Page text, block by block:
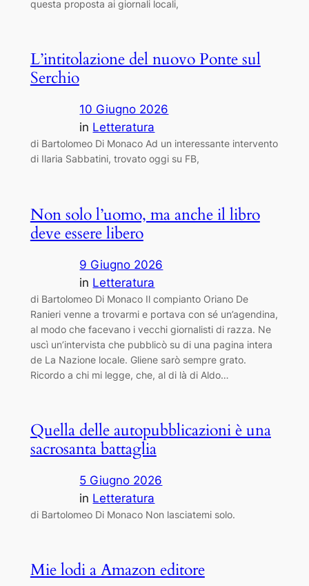
questa proposta ai giornali locali,
L’intitolazione del nuovo Ponte sul
Serchio
10 Giugno 2026
in Letteratura
di Bartolomeo Di Monaco Ad un interessante intervento
di Ilaria Sabbatini, trovato oggi su FB,
Non solo l’uomo, ma anche il libro
deve essere libero
9 Giugno 2026
in Letteratura
di Bartolomeo Di Monaco Il compianto Oriano De
Ranieri venne a trovarmi e portava con sé un’agendina,
al modo che facevano i vecchi giornalisti di razza. Ne
uscì un’intervista che pubblicò su di una pagina intera
de La Nazione locale. Gliene sarò sempre grato.
Ricordo a chi mi legge, che, al di là di Aldo…
Quella delle autopubblicazioni è una
sacrosanta battaglia
5 Giugno 2026
in Letteratura
di Bartolomeo Di Monaco Non lasciatemi solo.
Mie lodi a Amazon editore